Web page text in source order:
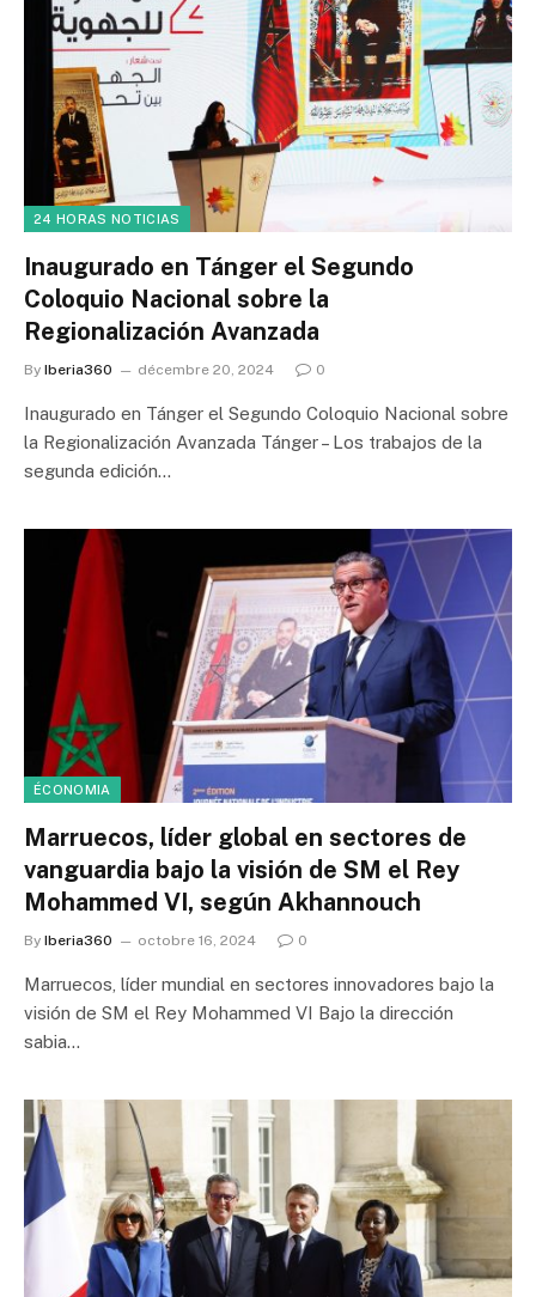
24 HORAS NOTICIAS
Inaugurado en Tánger el Segundo
Coloquio Nacional sobre la
Regionalización Avanzada
By Iberia360 décembre 20, 2024 0
Inaugurado en Tánger el Segundo Coloquio Nacional sobre
la Regionalización Avanzada Tánger – Los trabajos de la
segunda edición…
ÉCONOMIA
Marruecos, líder global en sectores de
vanguardia bajo la visión de SM el Rey
Mohammed VI, según Akhannouch
By Iberia360 octobre 16, 2024 0
Marruecos, líder mundial en sectores innovadores bajo la
visión de SM el Rey Mohammed VI Bajo la dirección
sabia…